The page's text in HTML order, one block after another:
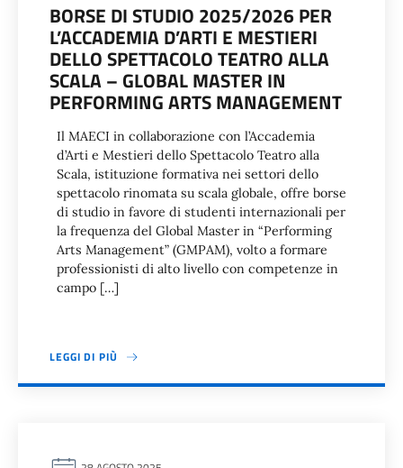
BORSE DI STUDIO 2025/2026 PER
L’ACCADEMIA D’ARTI E MESTIERI
DELLO SPETTACOLO TEATRO ALLA
SCALA – GLOBAL MASTER IN
PERFORMING ARTS MANAGEMENT
Il MAECI in collaborazione con l’Accademia
d’Arti e Mestieri dello Spettacolo Teatro alla
Scala, istituzione formativa nei settori dello
spettacolo rinomata su scala globale, offre borse
di studio in favore di studenti internazionali per
la frequenza del Global Master in “Performing
Arts Management” (GMPAM), volto a formare
professionisti di alto livello con competenze in
campo […]
LEGGI DI PIÙ